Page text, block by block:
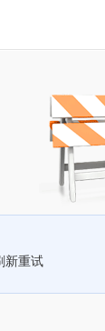
新重试